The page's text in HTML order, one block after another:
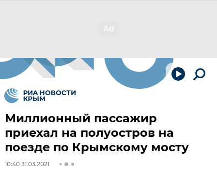
Миллионный пассажир
приехал на полуостров на
поезде по Крымскому мосту
10:40 31.03.2021